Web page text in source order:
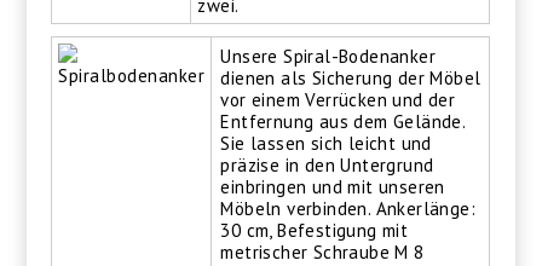
zwei.
Unsere Spiral-Bodenanker
dienen als Sicherung der Möbel
vor einem Verrücken und der
Entfernung aus dem Gelände.
Sie lassen sich leicht und
präzise in den Untergrund
einbringen und mit unseren
Möbeln verbinden. Ankerlänge:
30 cm, Befestigung mit
metrischer Schraube M 8